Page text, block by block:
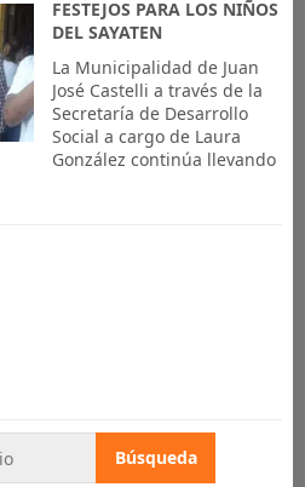
FESTEJOS PARA LOS NIÑOS
DEL SAYATEN
La Municipalidad de Juan
José Castelli a través de la
Secretaría de Desarrollo
Social a cargo de Laura
González continúa llevando